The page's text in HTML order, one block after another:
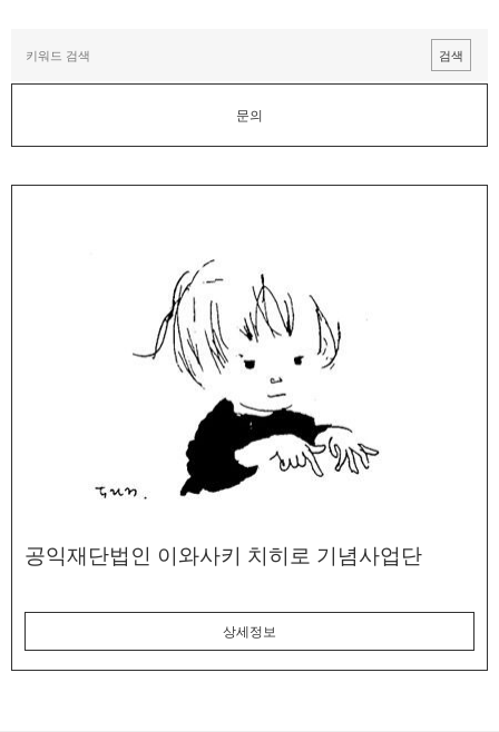
문의
공익재단법인 이와사키 치히로 기념사업단
상세정보